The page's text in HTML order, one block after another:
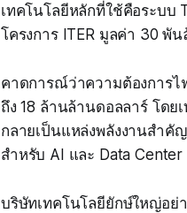
เทคโนโลยีหลักที่ใช้คือระบบ
โครงการ ITER มูลค่า 30 พั
คาดการณ์ว่าความต้องการไ
ถึง 18 ล้านล้านดอลลาร์ โดย
กลายเป็นแหล่งพลังงานสำ
สำหรับ AI และ Data Center
บริษัทเทคโนโลยียักษ์ใหญ่อย่